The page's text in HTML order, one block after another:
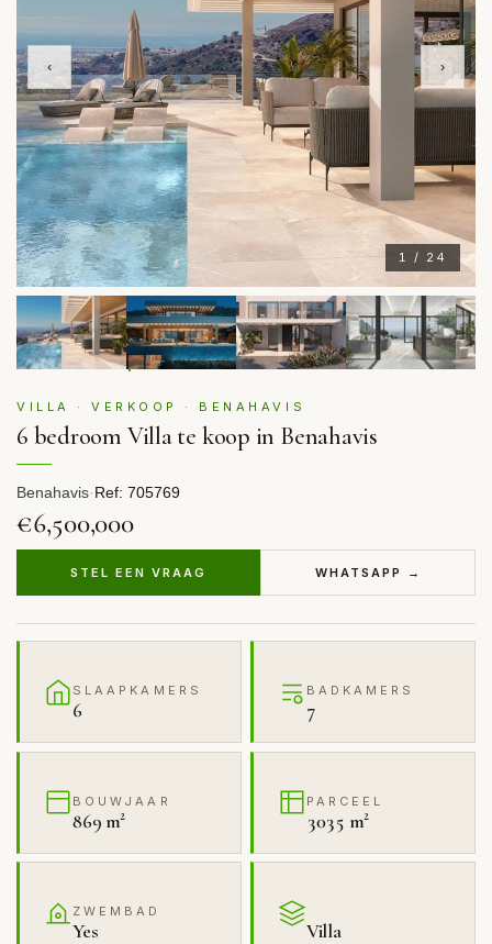
1 / 24
‹ ›
VILLA · VERKOOP · BENAHAVIS
6 bedroom Villa te koop in Benahavis
Benahavis·Ref: 705769
€6,500,000
STEL EEN VRAAG WHATSAPP →
SLAAPKAMERS
6
BADKAMERS
7
BOUWJAAR
869 m²
PARCEEL
3035 m²
ZWEMBAD
Yes Villa